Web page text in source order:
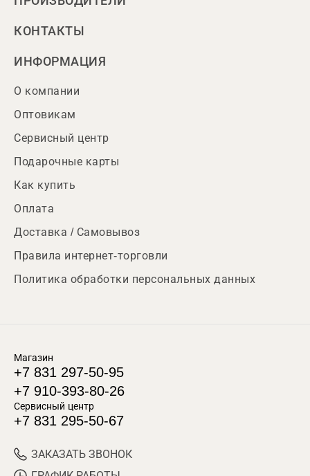
КОНТАКТЫ
ИНФОРМАЦИЯ
О компании
Оптовикам
Сервисный центр
Подарочные карты
Как купить
Оплата
Доставка / Самовывоз
Правила интернет-торговли
Политика обработки персональных данных
Магазин
+7 831 297-50-95
+7 910-393-80-26
Сервисный центр
+7 831 295-50-67
ЗАКАЗАТЬ ЗВОНОК